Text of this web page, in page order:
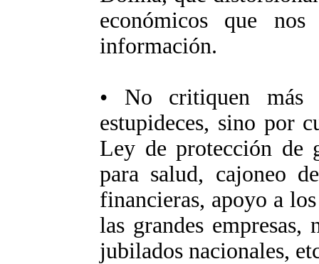
económicos que
información.
• No critiquen
estupideces, sino por
Ley de protección de
para salud, cajoneo
financieras, apoyo a
las grandes
jubilados nacionales,